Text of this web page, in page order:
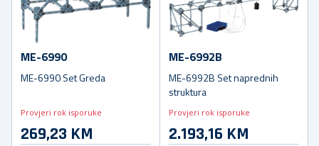
ME-6990
ME-6990 Set Greda
Provjeri rok isporuke
269,23 KM
ME-6992B
ME-6992B Set naprednih
struktura
Provjeri rok isporuke
2.193,16 KM